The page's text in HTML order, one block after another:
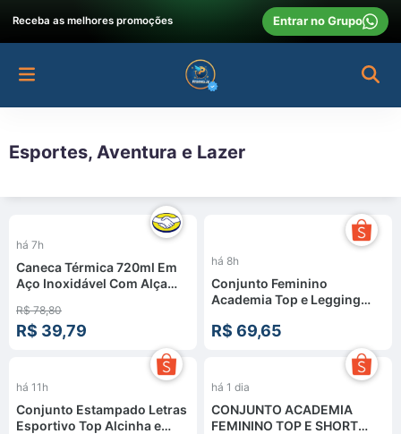
Receba as melhores promoções Entrar no Grupo
Esportes, Aventura e Lazer
há 7h
Caneca Térmica 720ml Em
Aço Inoxidável Com Alça
Térmico Resistente Para
Quentes E Frias Para Chopp
Refrigerante Uso Em Casa
Churrasco Bar - Sayonara
R$ 78,80
R$ 39,79
há 8h
Conjunto Feminino
Academia Top e Legging
Canelado AVA Fitness
R$ 69,65
há 11h
Conjunto Estampado Letras
Esportivo Top Alcinha e
há 1 dia
CONJUNTO ACADEMIA
FEMININO TOP E SHORT